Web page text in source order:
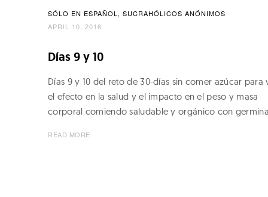
e
e
n
–
N
a
SÓLO EN ESPAÑOL
SUCRAHÓLICOS ANÓNIMOS
APRIL 10, 2016
Días 9 y 10
Días 9 y 10 del reto de 30-días sin comer azúcar para
el efecto en la salud y el impacto en el peso y masa
corporal comiendo saludable y orgánico con
READ MORE